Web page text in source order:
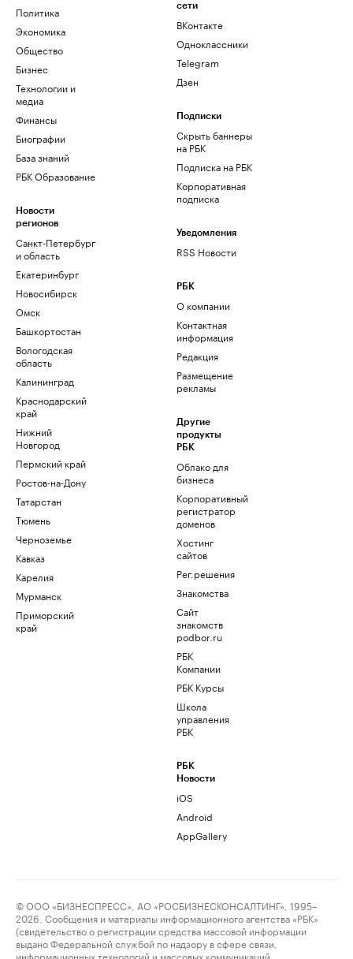
Политика
Экономика
Общество
Бизнес
Технологии и
медиа
Финансы
Биографии
База знаний
РБК Образование
Новости
регионов
Санкт-Петербург
и область
Екатеринбург
Новосибирск
Омск
Башкортостан
Вологодская
область
Калининград
Краснодарский
край
Нижний
Новгород
Пермский край
Ростов-на-Дону
Татарстан
Тюмень
Черноземье
Кавказ
Карелия
Мурманск
Приморский
край
сети
ВКонтакте
Одноклассники
Telegram
Дзен
Подписки
Скрыть баннеры
на РБК
Подписка на РБК
Корпоративная
подписка
Уведомления
RSS Новости
РБК
О компании
Контактная
информация
Редакция
Размещение
рекламы
Другие
продукты
РБК
Облако для
бизнеса
Корпоративный
регистратор
доменов
Хостинг
сайтов
Рег.решения
Знакомства
Сайт
знакомств
podbor.ru
РБК
Компании
РБК Курсы
Школа
управления
РБК
РБК
Новости
iOS
Android
AppGallery
© ООО «БИЗНЕСПРЕСС», АО «РОСБИЗНЕСКОНСАЛТИНГ», 1995–
2026. Сообщения и материалы информационного агентства «РБК»
(свидетельство о регистрации средства массовой информации
выдано Федеральной службой по надзору в сфере связи,
информационных технологий и массовых коммуникаций